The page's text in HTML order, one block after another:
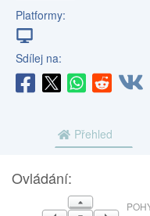
Platformy:
Sdílej na:
Přehled
Ovládání:
NAHORU